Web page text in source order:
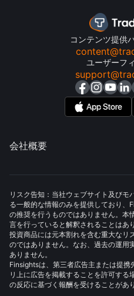
コンテンツ提供
ユーザーフ
会社概要
リスク告知：当社ウェブサイト及び
る一般的な情報のみを提供しており
の推奨を行うものではありません。本
言を行っていると解釈されることはあ
投資商品には元本割れを含む重大なリ
のではありません。なお、過去の運用
ありません。
Finsightsは、第三者広告主または提
リ上に広告を掲載することを許可す
の反応に基づく報酬を受けることがあ